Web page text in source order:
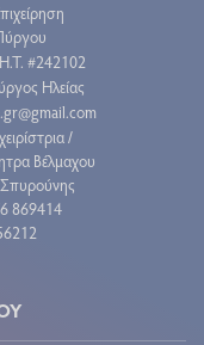
#242102
Ηλείας
/
Βέλμαχου
Σπυρούνης
869414